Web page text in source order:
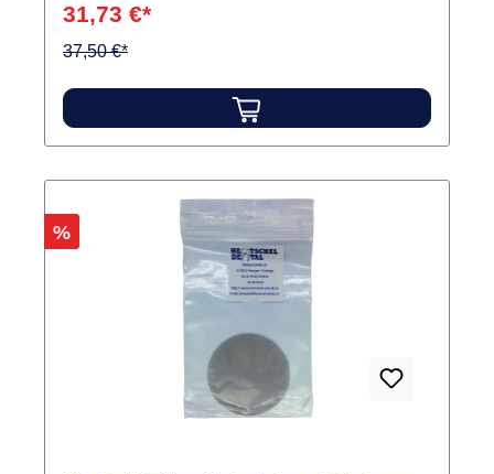
31,73 €*
37,50 €*
Rabatt
%